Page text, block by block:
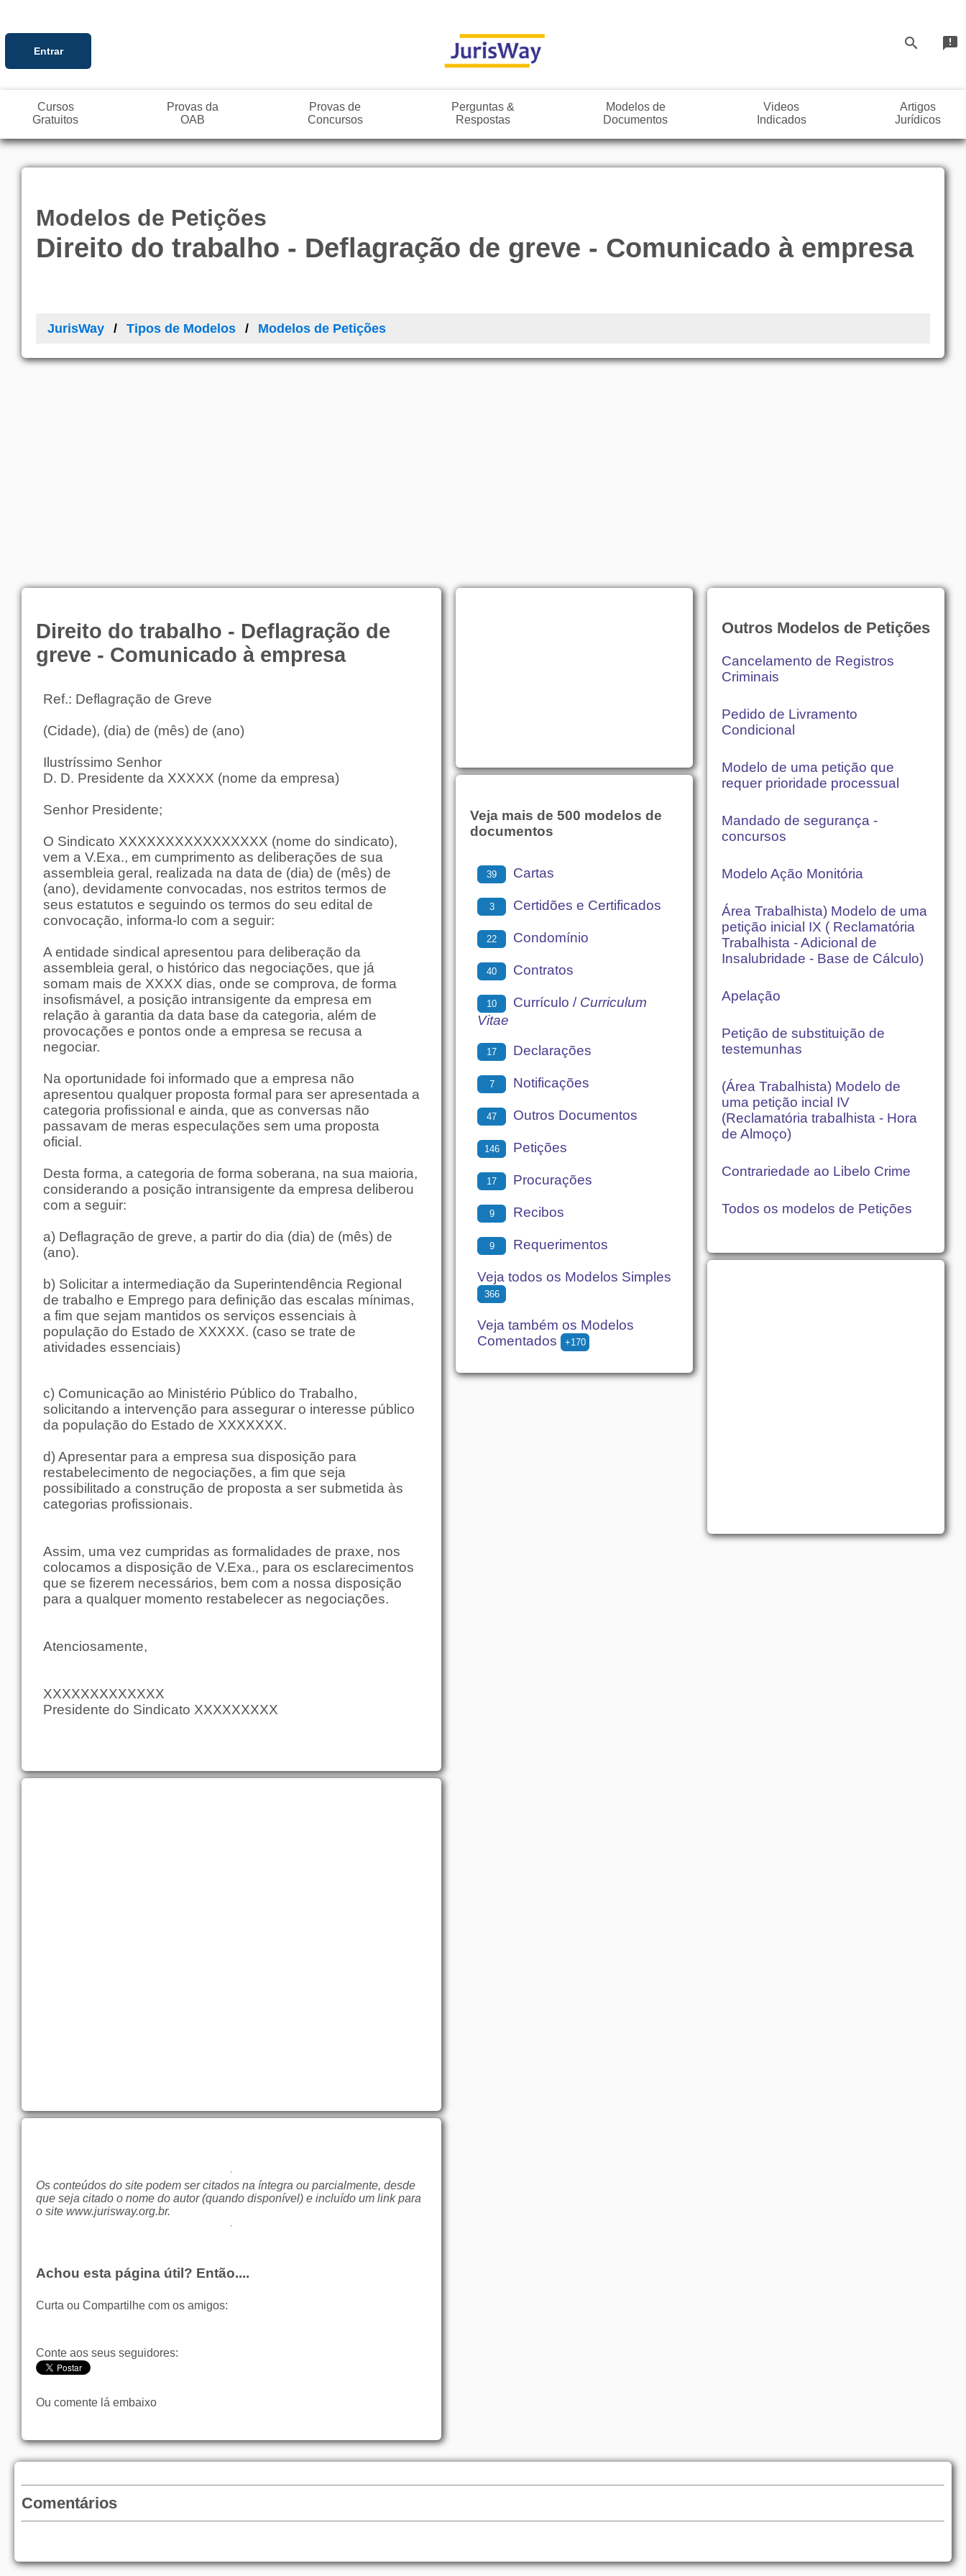
Entrar search announcement
Cursos
Gratuitos
Provas da
OAB
Provas de
Concursos
Perguntas &
Respostas
Modelos de
Documentos
Videos
Indicados
Artigos
Jurídicos
Modelos de Petições
Direito do trabalho - Deflagração de greve - Comunicado à empresa
JurisWay Tipos de Modelos Modelos de Petições
Direito do trabalho - Deflagração de
greve - Comunicado à empresa
Ref.: Deflagração de Greve
(Cidade), (dia) de (mês) de (ano)
Ilustríssimo Senhor
D. D. Presidente da XXXXX (nome da empresa)
Senhor Presidente;
O Sindicato XXXXXXXXXXXXXXXX (nome do sindicato),
vem a V.Exa., em cumprimento as deliberações de sua
assembleia geral, realizada na data de (dia) de (mês) de
(ano), devidamente convocadas, nos estritos termos de
seus estatutos e seguindo os termos do seu edital de
convocação, informa-lo com a seguir:
A entidade sindical apresentou para deliberação da
assembleia geral, o histórico das negociações, que já
somam mais de XXXX dias, onde se comprova, de forma
insofismável, a posição intransigente da empresa em
relação à garantia da data base da categoria, além de
provocações e pontos onde a empresa se recusa a
negociar.
Na oportunidade foi informado que a empresa não
apresentou qualquer proposta formal para ser apresentada a
categoria profissional e ainda, que as conversas não
passavam de meras especulações sem uma proposta
oficial.
Desta forma, a categoria de forma soberana, na sua maioria,
considerando a posição intransigente da empresa deliberou
com a seguir:
a) Deflagração de greve, a partir do dia (dia) de (mês) de
(ano).
b) Solicitar a intermediação da Superintendência Regional
de trabalho e Emprego para definição das escalas mínimas,
a fim que sejam mantidos os serviços essenciais à
população do Estado de XXXXX. (caso se trate de
atividades essenciais)
c) Comunicação ao Ministério Público do Trabalho,
solicitando a intervenção para assegurar o interesse público
da população do Estado de XXXXXXX.
d) Apresentar para a empresa sua disposição para
restabelecimento de negociações, a fim que seja
possibilitado a construção de proposta a ser submetida às
categorias profissionais.
Assim, uma vez cumpridas as formalidades de praxe, nos
colocamos a disposição de V.Exa., para os esclarecimentos
que se fizerem necessários, bem com a nossa disposição
para a qualquer momento restabelecer as negociações.
Atenciosamente,
XXXXXXXXXXXXX
Presidente do Sindicato XXXXXXXXX
Os conteúdos do site podem ser citados na íntegra ou parcialmente, desde
que seja citado o nome do autor (quando disponível) e incluído um link para
o site www.jurisway.org.br.
Achou esta página útil? Então....
Curta ou Compartilhe com os amigos:
Conte aos seus seguidores:
Ou comente lá embaixo
Veja mais de 500 modelos de
documentos
39 Cartas
3 Certidões e Certificados
22 Condomínio
40 Contratos
10 Currículo / Curriculum
Vitae
17 Declarações
7 Notificações
47 Outros Documentos
146 Petições
17 Procurações
9 Recibos
9 Requerimentos
Veja todos os Modelos Simples
366
Veja também os Modelos
Comentados
+170
Outros Modelos de Petições
Cancelamento de Registros
Criminais
Pedido de Livramento
Condicional
Modelo de uma petição que
requer prioridade processual
Mandado de segurança -
concursos
Modelo Ação Monitória
Área Trabalhista) Modelo de uma
petição inicial IX ( Reclamatória
Trabalhista - Adicional de
Insalubridade - Base de Cálculo)
Apelação
Petição de substituição de
testemunhas
(Área Trabalhista) Modelo de
uma petição incial IV
(Reclamatória trabalhista - Hora
de Almoço)
Contrariedade ao Libelo Crime
Todos os modelos de Petições
Comentários